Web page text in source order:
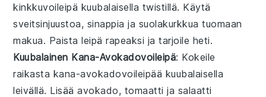
kinkkuvoileipä kuubalaisella twistillä. Käytä
sveitsinjuustoa, sinappia ja suolakurkkua tuomaan
makua. Paista leipä rapeaksi ja tarjoile heti.
Kuubalainen Kana-Avokadovoileipä: Kokeile
raikasta kana-avokadovoileipää kuubalaisella
leivällä. Lisääavokado, tomaatti ja salaatti